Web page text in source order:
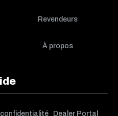
Revendeurs
À propos
Dealer Portal